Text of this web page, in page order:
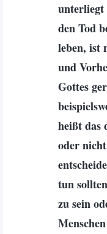
unterliegt
den Tod
leben, ist
und
Gottes
heißt das
oder
tun
zu sein